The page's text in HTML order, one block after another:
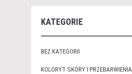
KATEGORIE
BEZ KATEGORII
KOLORYT SKÓRY I PRZEBARWIENIA